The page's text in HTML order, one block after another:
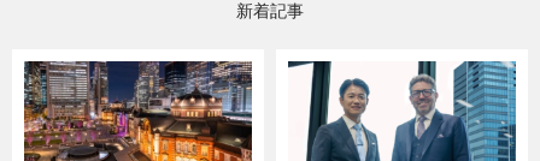
新着記事